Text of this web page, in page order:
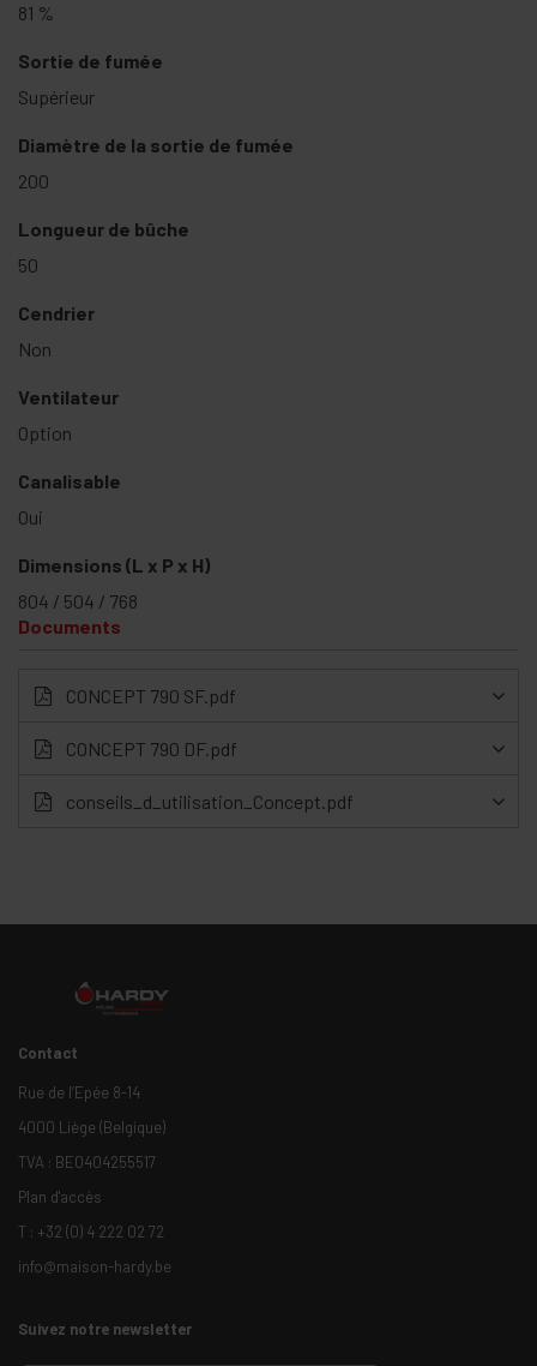
81 %
Sortie de fumée
Supérieur
Diamètre de la sortie de fumée
200
Longueur de bûche
50
Cendrier
Non
Ventilateur
Option
Canalisable
Oui
Dimensions (L x P x H)
804 / 504 / 768
Documents
CONCEPT 790 SF.pdf
CONCEPT 790 DF.pdf
conseils_d_utilisation_Concept.pdf
Contact
Rue de l’Epée 8-14
4000 Liège (Belgique)
TVA : BE0404255517
Plan d'accès
T : +32 (0) 4 222 02 72
info@maison-hardy.be
Suivez notre newsletter